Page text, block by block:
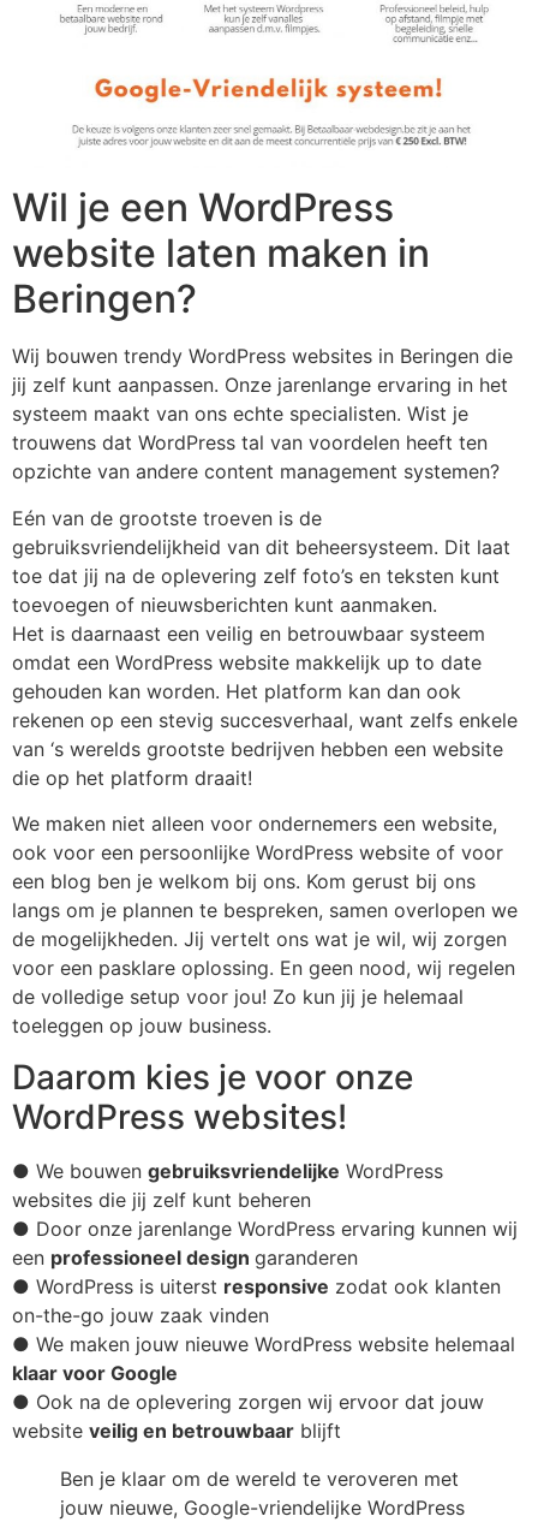
Wil je een WordPress
website laten maken in
Beringen?
Wij bouwen trendy WordPress websites in Beringen die
jij zelf kunt aanpassen. Onze jarenlange ervaring in het
systeem maakt van ons echte specialisten. Wist je
trouwens dat WordPress tal van voordelen heeft ten
opzichte van andere content management systemen?
Eén van de grootste troeven is de
gebruiksvriendelijkheid van dit beheersysteem. Dit laat
toe dat jij na de oplevering zelf foto’s en teksten kunt
toevoegen of nieuwsberichten kunt aanmaken.
Het is daarnaast een veilig en betrouwbaar systeem
omdat een WordPress website makkelijk up to date
gehouden kan worden. Het platform kan dan ook
rekenen op een stevig succesverhaal, want zelfs enkele
van ‘s werelds grootste bedrijven hebben een website
die op het platform draait!
We maken niet alleen voor ondernemers een website,
ook voor een persoonlijke WordPress website of voor
een blog ben je welkom bij ons. Kom gerust bij ons
langs om je plannen te bespreken, samen overlopen we
de mogelijkheden. Jij vertelt ons wat je wil, wij zorgen
voor een pasklare oplossing. En geen nood, wij regelen
de volledige setup voor jou! Zo kun jij je helemaal
toeleggen op jouw business.
Daarom kies je voor onze
WordPress websites!
● We bouwen gebruiksvriendelijke WordPress
websites die jij zelf kunt beheren
● Door onze jarenlange WordPress ervaring kunnen wij
een professioneel design garanderen
● WordPress is uiterst responsive zodat ook klanten
on-the-go jouw zaak vinden
● We maken jouw nieuwe WordPress website helemaal
klaar voor Google
● Ook na de oplevering zorgen wij ervoor dat jouw
website veilig en betrouwbaar blijft
Ben je klaar om de wereld te veroveren met
jouw nieuwe, Google-vriendelijke WordPress